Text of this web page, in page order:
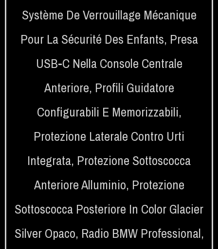
Système De Verrouillage Mécanique
Pour La Sécurité Des Enfants, Presa
USB-C Nella Console Centrale
Anteriore, Profili Guidatore
Configurabili E Memorizzabili,
Protezione Laterale Contro Urti
Integrata, Protezione Sottoscocca
Anteriore Alluminio, Protezione
Sottoscocca Posteriore In Color Glacier
Silver Opaco, Radio BMW Professional,